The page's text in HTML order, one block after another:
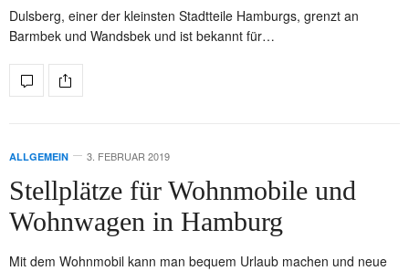
Dulsberg, einer der kleinsten Stadtteile Hamburgs, grenzt an
Barmbek und Wandsbek und ist bekannt für…
ALLGEMEIN 3. FEBRUAR 2019
Stellplätze für Wohnmobile und
Wohnwagen in Hamburg
Mit dem Wohnmobil kann man bequem Urlaub machen und neue